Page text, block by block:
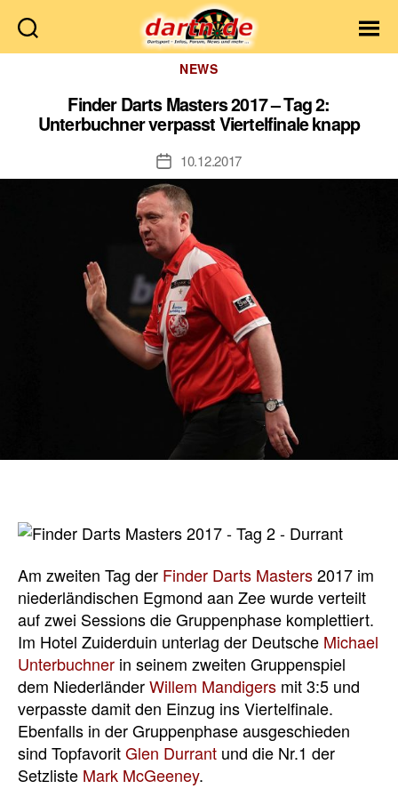
Dartn.de
Kategorien
NEWS
Finder Darts Masters 2017 – Tag 2:
Unterbuchner verpasst Viertelfinale knapp
Veröffentlichungsdatum
10.12.2017
Am zweiten Tag der Finder Darts Masters2017 im
niederländischen Egmond aan Zee wurde verteilt
auf zwei Sessions die Gruppenphase komplettiert.
Im Hotel Zuiderduin unterlag der Deutsche Michael
Unterbuchner in seinem zweiten Gruppenspiel
dem NiederländerWillem Mandigers mit 3:5 und
verpasste damit den Einzug ins Viertelfinale.
Ebenfalls in der Gruppenphase ausgeschieden
sind TopfavoritGlen Durrant und die Nr.1 der
Setzliste Mark McGeeney.